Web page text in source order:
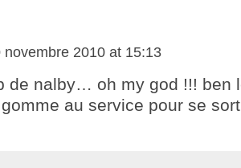
novembre 2010 at 15:13
de nalby… oh my god !!! ben
au service pour se